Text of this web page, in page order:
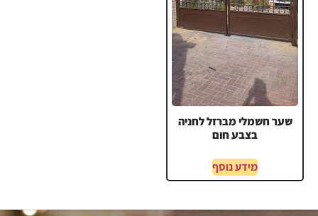
שער חשמלי מברזל לחניה
בצבע חום
מידע נוסף